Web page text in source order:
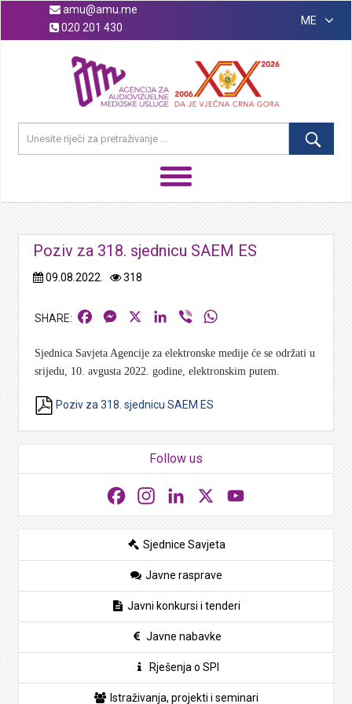
amu@amu.me
020 201 430
ME
Poziv za 318. sjednicu SAEM ES
09.08.2022. 318
FacebookMessengerLinkedIn
Viber
Sjednica Savjeta Agencije za elektronske medije će se održati u
srijedu, 10. avgusta 2022. godine, elektronskim putem.
Poziv za 318. sjednicu SAEM ES
Follow us
FacebookInstagramLinkedIn
Sjednice Savjeta
Javne rasprave
Javni konkursi i tenderi
Javne nabavke
Rješenja o SPI
Istraživanja, projekti i seminari